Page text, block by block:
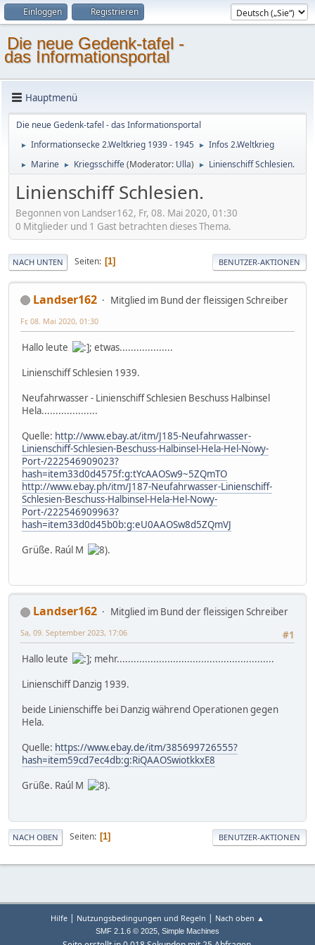
Einloggen Registrieren
Die neue Gedenk-tafel -
das Informationsportal
Hauptmenü
Die neue Gedenk-tafel - das Informationsportal
► Informationsecke 2.Weltkrieg 1939 - 1945 ► Infos 2.Weltkrieg
► Marine ► Kriegsschiffe(Moderator: Ulla) ► Linienschiff Schlesien.
Linienschiff Schlesien.
Begonnen von Landser162, Fr, 08. Mai 2020, 01:30
0 Mitglieder und 1 Gast betrachten dieses Thema.
NACH UNTEN Seiten 1 BENUTZER-AKTIONEN
Landser162 Mitglied im Bund der fleissigen Schreiber
Fr, 08. Mai 2020, 01:30
Hallo leute
; etwas...................
Linienschiff Schlesien 1939.
Neufahrwasser - Linienschiff Schlesien Beschuss Halbinsel
Hela....................
Quelle: http://www.ebay.at/itm/J185-Neufahrwasser-
Linienschiff-Schlesien-Beschuss-Halbinsel-Hela-Hel-Nowy-
Port-/222546909023?
hash=item33d0d4575f:g:tYcAAOSw9~5ZQmTO
http://www.ebay.ph/itm/J187-Neufahrwasser-Linienschiff-
Schlesien-Beschuss-Halbinsel-Hela-Hel-Nowy-
Port-/222546909963?
hash=item33d0d45b0b:g:eU0AAOSw8d5ZQmVJ
Grüße. Raúl M
.
Landser162
Mitglied im Bund der fleissigen Schreiber
#1
Sa, 09. September 2023, 17:06
Hallo leute
; mehr........................................................
Linienschiff Danzig 1939.
beide Linienschiffe bei Danzig während Operationen gegen
Hela.
Quelle: https://www.ebay.de/itm/385699726555?
hash=item59cd7ec4db:g:RiQAAOSwiotkkxE8
Grüße. Raúl M
.
NACH OBEN Seiten 1 BENUTZER-AKTIONEN
Hilfe | Nutzungsbedingungen und Regeln | Nach oben ▲
SMF 2.1.6 © 2025, Simple Machines